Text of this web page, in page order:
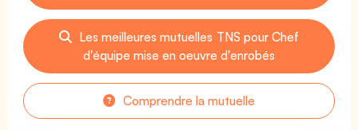
Les meilleures mutuelles TNS pour Chef
d'équipe mise en oeuvre d'enrobés
Comprendre la mutuelle